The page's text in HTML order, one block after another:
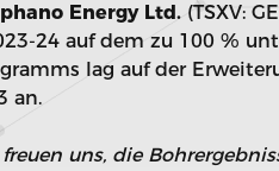
Energy Ltd. (TSXV:
24 auf dem zu 100 %
lag auf der
an.
freuen uns, die